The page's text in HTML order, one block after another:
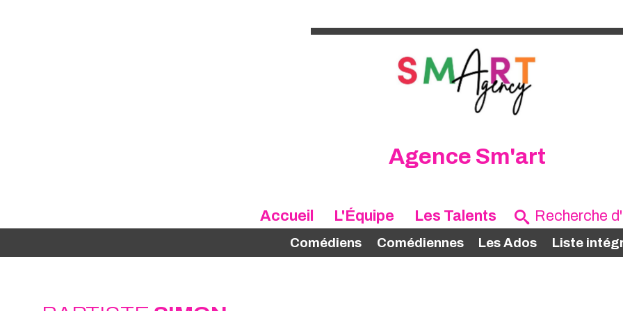
Agence Sm'art
Accueil L'Équipe Les Talents
Comédiens Comédiennes Les Ados Liste